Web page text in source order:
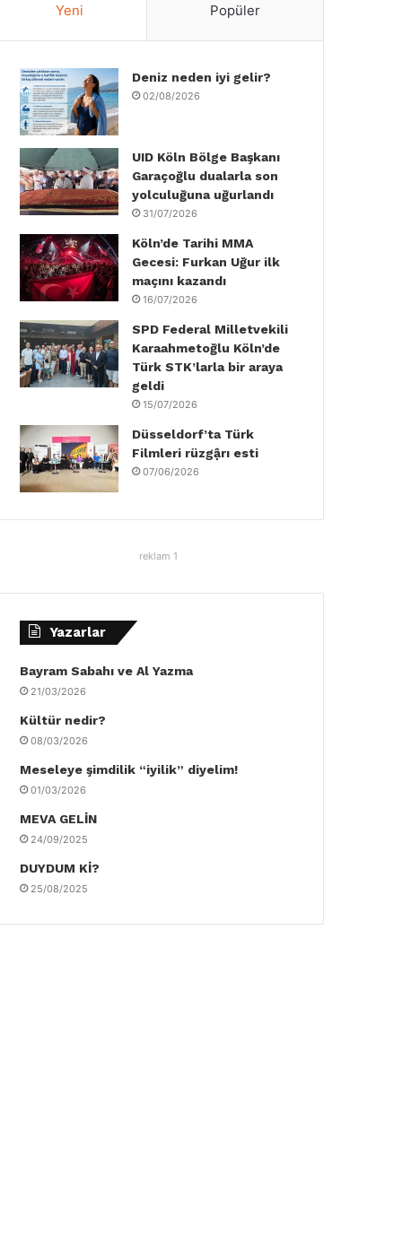
e
b
o
o
t
e
r
e
d
n
u
b
t
a
g
a
m
o
k
Yeni Popüler
Deniz neden iyi gelir?
02/08/2026
UID Köln Bölge Başkanı
Garaçoğlu dualarla son
yolculuğuna uğurlandı
31/07/2026
Köln’de Tarihi MMA
Gecesi: Furkan Uğur ilk
maçını kazandı
16/07/2026
SPD Federal Milletvekili
Karaahmetoğlu Köln’de
Türk STK’larla bir araya
geldi
15/07/2026
Düsseldorf’ta Türk
Filmleri rüzgậrı esti
07/06/2026
reklam 1
Yazarlar
Bayram Sabahı ve Al Yazma
21/03/2026
Kültür nedir?
08/03/2026
Meseleye şimdilik “iyilik” diyelim!
01/03/2026
MEVA GELİN
24/09/2025
DUYDUM Kİ?
25/08/2025